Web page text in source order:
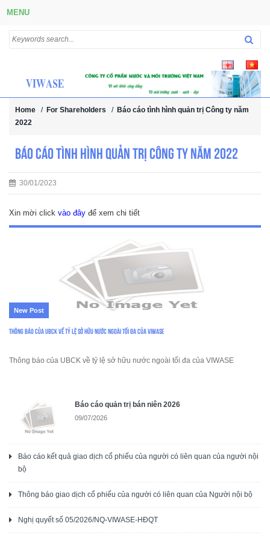
MENU
Home / For Shareholders / Báo cáo tình hình quản trị Công ty năm
2022
Báo cáo tình hình quản trị Công ty năm 2022
30/01/2023
Xin mời click vào đây để xem chi tiết
New Post
Thông báo của UBCK về tỷ lệ sở hữu nước ngoài tối đa của VIWASE
Thông báo của UBCK về tỷ lệ sở hữu nước ngoài tối đa của VIWASE
Báo cáo quản trị bán niên 2026
09/07/2026
Báo cáo kết quả giao dịch cổ phiếu của người có liên quan của người nội
bộ
Thông báo giao dịch cổ phiếu của người có liên quan của Người nội bộ
Nghị quyết số 05/2026/NQ-VIWASE-HĐQT